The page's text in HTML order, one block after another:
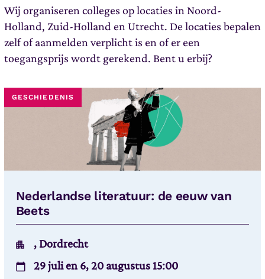
Wij organiseren colleges op locaties in Noord-
Holland, Zuid-Holland en Utrecht. De locaties bepalen
zelf of aanmelden verplicht is en of er een
toegangsprijs wordt gerekend. Bent u erbij?
GESCHIEDENIS
Nederlandse literatuur: de eeuw van
Beets
, Dordrecht
29 juli en 6, 20 augustus 15:00